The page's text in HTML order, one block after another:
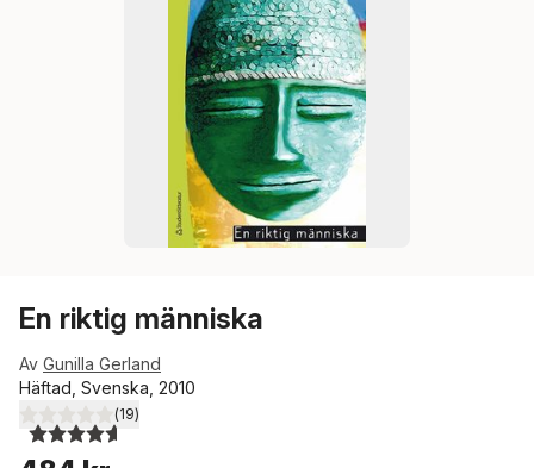
En riktig människa
Av Gunilla Gerland
Häftad, Svenska, 2010
4,6utav 5 stjärnor. Totalt antal röster:
(19)